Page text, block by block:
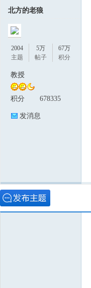
北方的老狼
2004
主题
5万
帖子
67万
积分
教授
积分 678335
发消息